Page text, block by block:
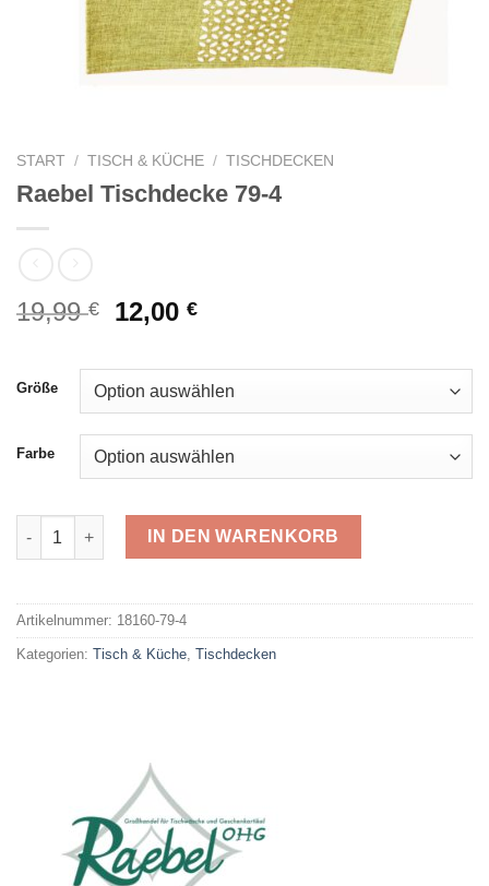
START / TISCH & KÜCHE / TISCHDECKEN
Raebel Tischdecke 79-4
19,99€
Ursprünglicher
war:
19,99 €
12,00€Aktueller
ist:
12,00 €.
Größe
Farbe
Raebel Tischdecke 79-4 Menge
IN DEN WARENKORB
Artikelnummer: 18160-79-4
Kategorien: Tisch & Küche Tischdecken